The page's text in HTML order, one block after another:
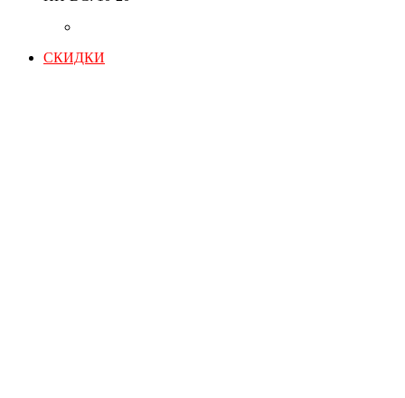
СКИДКИ